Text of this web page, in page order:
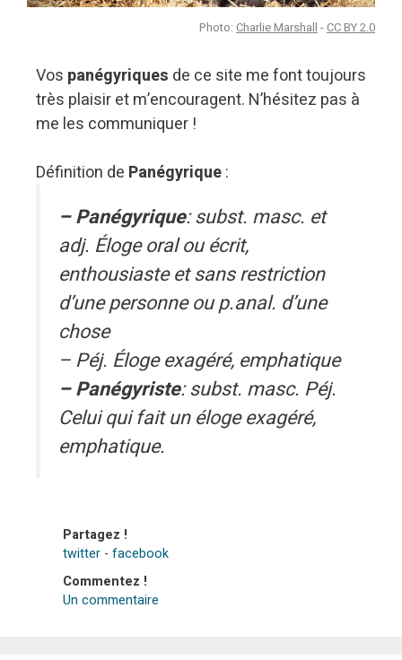
Photo: Charlie Marshall - CC BY 2.0
Vos panégyriques de ce site me font toujours
très plaisir et m’encouragent. N’hésitez pas à
me les communiquer !
Définition de Panégyrique:
– Panégyrique: subst. masc. et
adj. Éloge oral ou écrit,
enthousiaste et sans restriction
d’une personne ou p.anal. d’une
chose
– Péj. Éloge exagéré, emphatique
– Panégyriste: subst. masc. Péj.
Celui qui fait un éloge exagéré,
emphatique.
Partagez !
twitter - facebook
Commentez !
Un commentaire